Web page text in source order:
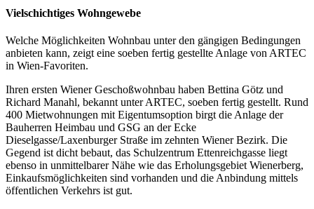
Vielschichtiges Wohngewebe
Welche Möglichkeiten Wohnbau unter den gängigen Bedingungen
anbieten kann, zeigt eine soeben fertig gestellte Anlage von ARTEC
in Wien-Favoriten.
Ihren ersten Wiener Geschoßwohnbau haben Bettina Götz und
Richard Manahl, bekannt unter ARTEC, soeben fertig gestellt. Rund
400 Mietwohnungen mit Eigentumsoption birgt die Anlage der
Bauherren Heimbau und GSG an der Ecke
Dieselgasse/Laxenburger Straße im zehnten Wiener Bezirk. Die
Gegend ist dicht bebaut, das Schulzentrum Ettenreichgasse liegt
ebenso in unmittelbarer Nähe wie das Erholungsgebiet Wienerberg,
Einkaufsmöglichkeiten sind vorhanden und die Anbindung mittels
öffentlichen Verkehrs ist gut.